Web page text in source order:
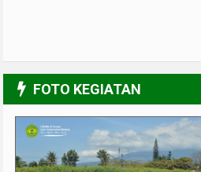
FOTO KEGIATAN